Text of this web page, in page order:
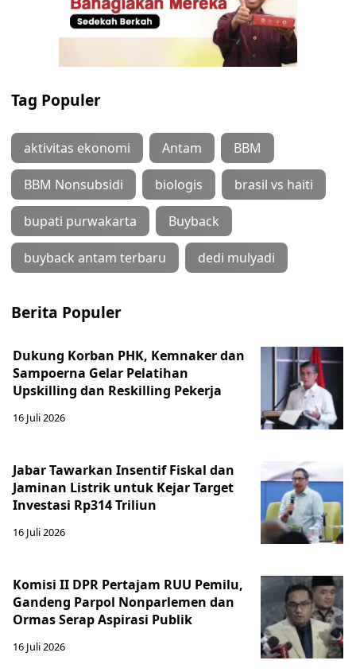
Tag Populer
aktivitas ekonomi Antam BBM
BBM Nonsubsidi biologis brasil vs haiti
bupati purwakarta Buyback
buyback antam terbaru dedi mulyadi
Berita Populer
Dukung Korban PHK, Kemnaker dan
Sampoerna Gelar Pelatihan
Upskilling dan Reskilling Pekerja
16 Juli 2026
Jabar Tawarkan Insentif Fiskal dan
Jaminan Listrik untuk Kejar Target
Investasi Rp314 Triliun
16 Juli 2026
Komisi II DPR Pertajam RUU Pemilu,
Gandeng Parpol Nonparlemen dan
Ormas Serap Aspirasi Publik
16 Juli 2026